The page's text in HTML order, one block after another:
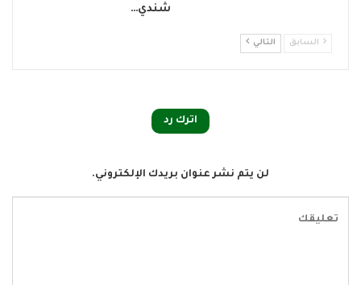
شندي…
السابق التالي
اترك رد
لن يتم نشر عنوان بريدك الإلكتروني.